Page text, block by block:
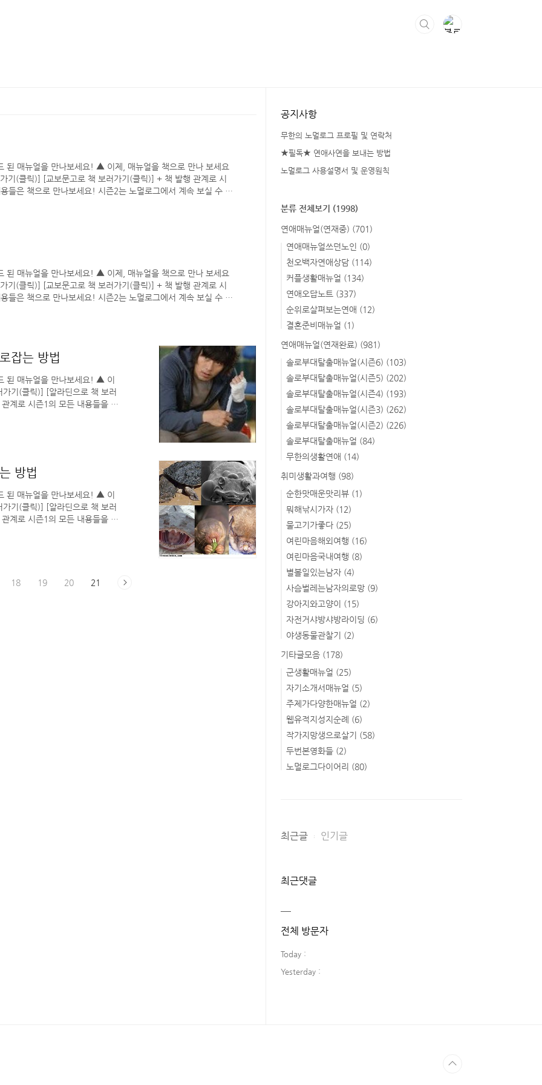
된 매뉴얼을 만나보세요! ▲ 이제, 매뉴얼을 책으로 만나 보세요
(클릭)] [교보문고로 책 보러가기(클릭)] + 책 발행 관계로 시
들은 책으로 만나보세요! 시즌2는 노멀로그에서 계속 보실 수 있
된 매뉴얼을 만나보세요! ▲ 이제, 매뉴얼을 책으로 만나 보세요
(클릭)] [교보문고로 책 보러가기(클릭)] + 책 발행 관계로 시
들은 책으로 만나보세요! 시즌2는 노멀로그에서 계속 보실 수 있
잡는 방법
된 매뉴얼을 만나보세요! ▲ 이
기(클릭)] [알라딘으로 책 보러
계로 시즌1의 모든 내용들을 블
이디가 있으신분은 "여기"를 눌
방법
된 매뉴얼을 만나보세요! ▲ 이
기(클릭)] [알라딘으로 책 보러
계로 시즌1의 모든 내용들을 블
이디가 있으신분은 "여기"를 눌
18 19 20 21
공지사항
무한의 노멀로그 프로필 및 연락처
★필독★ 연애사연을 보내는 방법
노멀로그 사용설명서 및 운영원칙
분류 전체보기 (1998)
연애매뉴얼(연재중) (701)
연애매뉴얼쓰던노인 (0)
천오백자연애상담 (114)
커플생활매뉴얼 (134)
연애오답노트 (337)
순위로살펴보는연애 (12)
결혼준비매뉴얼 (1)
연애매뉴얼(연재완료) (981)
솔로부대탈출매뉴얼(시즌6) (103)
솔로부대탈출매뉴얼(시즌5) (202)
솔로부대탈출매뉴얼(시즌4) (193)
솔로부대탈출매뉴얼(시즌3) (262)
솔로부대탈출매뉴얼(시즌2) (226)
솔로부대탈출매뉴얼 (84)
무한의생활연애 (14)
취미생활과여행 (98)
순한맛매운맛리뷰 (1)
뭐해낚시가자 (12)
물고기가좋다 (25)
여린마음해외여행 (16)
여린마음국내여행 (8)
별볼일있는남자 (4)
사슴벌레는남자의로망 (9)
강아지와고양이 (15)
자전거샤방샤방라이딩 (6)
야생동물관찰기 (2)
기타글모음 (178)
군생활매뉴얼 (25)
자기소개서매뉴얼 (5)
주제가다양한매뉴얼 (2)
웹유적지성지순례 (6)
작가지망생으로살기 (58)
두번본영화들 (2)
노멀로그다이어리 (80)
최근글 인기글
최근댓글
전체 방문자
Today :
Yesterday :